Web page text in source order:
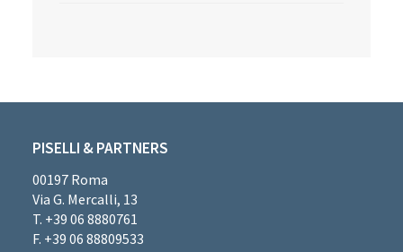
PISELLI & PARTNERS
00197 Roma
Via G. Mercalli, 13
T. +39 06 8880761
F. +39 06 88809533